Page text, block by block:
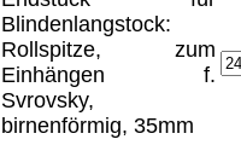
Blindenlangstock:
Rollspitze, zum
Einhängen f.
Svrovsky,
birnenförmig, 35mm